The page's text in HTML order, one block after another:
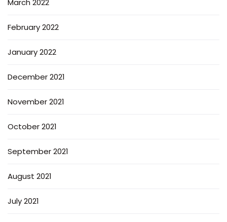
March 2022
February 2022
January 2022
December 2021
November 2021
October 2021
September 2021
August 2021
July 2021